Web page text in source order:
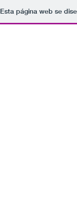
Esta página web se